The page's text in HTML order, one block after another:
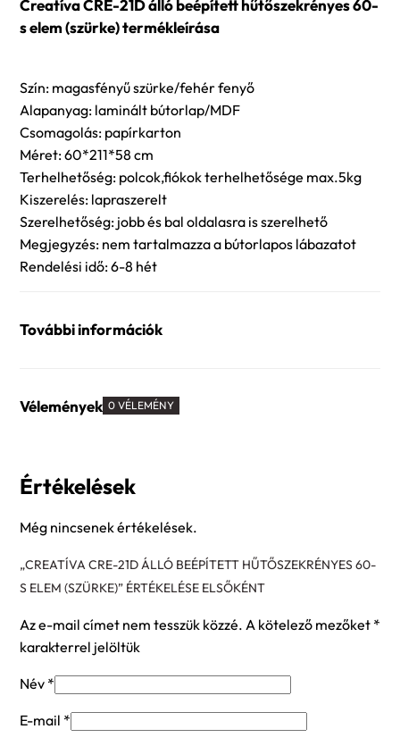
Creatíva CRE-21D álló beépített hűtőszekrényes 60-
s elem (szürke) termékleírása
Szín: magasfényű szürke/fehér fenyő
Alapanyag: laminált bútorlap/MDF
Csomagolás: papírkarton
Méret: 60*211*58 cm
Terhelhetőség: polcok,fiókok terhelhetősége max.5kg
Kiszerelés: lapraszerelt
Szerelhetőség: jobb és bal oldalasra is szerelhető
Megjegyzés: nem tartalmazza a bútorlapos lábazatot
Rendelési idő: 6-8 hét
További információk
Vélemények 0 VÉLEMÉNY
Értékelések
Még nincsenek értékelések.
„CREATÍVA CRE-21D ÁLLÓ BEÉPÍTETT HŰTŐSZEKRÉNYES 60-
S ELEM (SZÜRKE)” ÉRTÉKELÉSE ELSŐKÉNT
Az e-mail címet nem tesszük közzé. A kötelező mezőket *
karakterrel jelöltük
Név *
E-mail *